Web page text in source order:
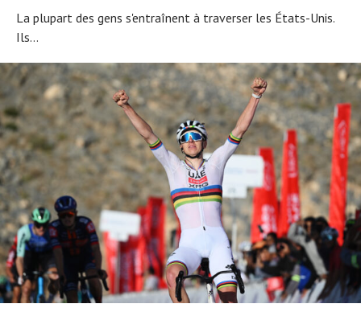
La plupart des gens s'entraînent à traverser les États-Unis.
Ils...